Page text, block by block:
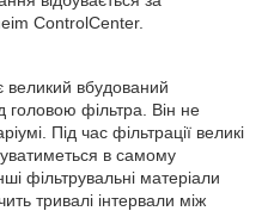
ControlCenter.
вбудований
головою фільтра. Він не
Під час фільтрації великі
в самому
фільтрувальні матеріали
тривалі інтервали між